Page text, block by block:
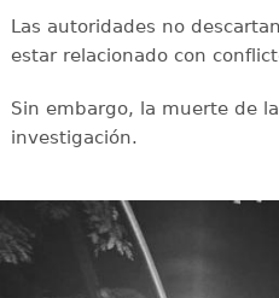
Las autoridades no
estar relacionado con
Sin embargo, la muerte de
investigación.